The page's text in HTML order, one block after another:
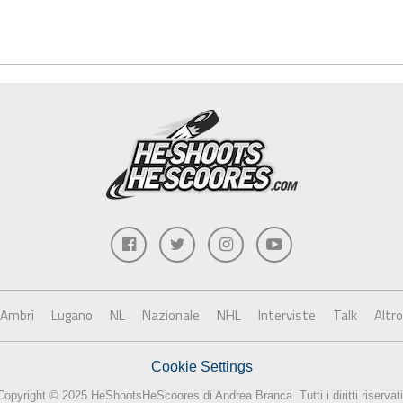
Ambrì Lugano NL Nazionale NHL Interviste Talk Altro
Cookie Settings
© 2025 HeShootsHeScoores di Andrea Branca. Tutti i diritti